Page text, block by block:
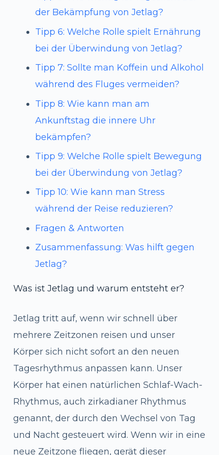
der Bekämpfung von Jetlag?
Tipp 6: Welche Rolle spielt Ernährung
bei der Überwindung von Jetlag?
Tipp 7: Sollte man Koffein und Alkohol
während des Fluges vermeiden?
Tipp 8: Wie kann man am
Ankunftstag die innere Uhr
bekämpfen?
Tipp 9: Welche Rolle spielt Bewegung
bei der Überwindung von Jetlag?
Tipp 10: Wie kann man Stress
während der Reise reduzieren?
Fragen & Antworten
Zusammenfassung: Was hilft gegen
Jetlag?
Was ist Jetlag und warum entsteht er?
Jetlag tritt auf, wenn wir schnell über
mehrere Zeitzonen reisen und unser
Körper sich nicht sofort an den neuen
Tagesrhythmus anpassen kann. Unser
Körper hat einen natürlichen Schlaf-Wach-
Rhythmus, auch zirkadianer Rhythmus
genannt, der durch den Wechsel von Tag
und Nacht gesteuert wird. Wenn wir in eine
neue Zeitzone fliegen, gerät dieser